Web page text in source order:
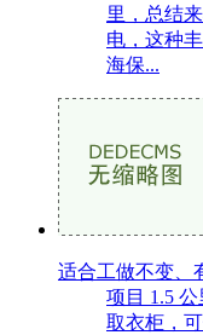
里，总结
电，这种
海保...
适合工做不变、
项目 1.5
取衣柜，